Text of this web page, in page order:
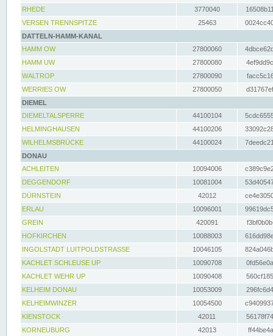
RHEDE
3770040
VERSEN TRENNSPITZE
25463
DATTELN-HAMM-KANAL
HAMM OW
27800060
HAMM UW
27800080
WALTROP
27800090
WERRIES OW
27800050
DIEMEL
DIEMELTALSPERRE
44100104
HELMINGHAUSEN
44100206
WILHELMSBRÜCKE
44100024
DONAU
ACHLEITEN
10094006
DEGGENDORF
10081004
DÜRNSTEIN
42012
ERLAU
10096001
GREIN
420091
HOFKIRCHEN
10088003
INGOLSTADT LUITPOLDSTRASSE
10046105
KACHLET SCHLEUSE UP
10090708
KACHLET WEHR UP
10090408
KELHEIM DONAU
10053009
KELHEIMWINZER
10054500
KIENSTOCK
42011
KORNEUBURG
42013